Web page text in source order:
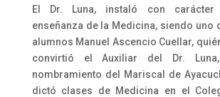
El Dr. Luna, instaló con carácter
enseñanza de la Medicina, siendo uno
alumnos Manuel Ascencio Cuellar,
convirtió el Auxiliar del Dr.
nombramiento del Mariscal de
dictó clases de Medicina en el